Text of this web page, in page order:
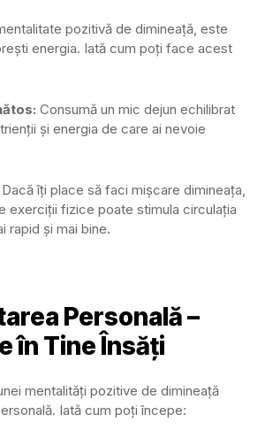
pozitivă de dimineață, este
energia. Iată cum poți face acest
Consumă un mic dejun echilibrat
și energia de care ai nevoie
Dacă îți place să faci mișcare dimineața,
exerciții fizice poate stimula circulația
rapid și mai bine.
Personală –
în Tine Însăți
mentalități pozitive de dimineață
Iată cum poți începe: